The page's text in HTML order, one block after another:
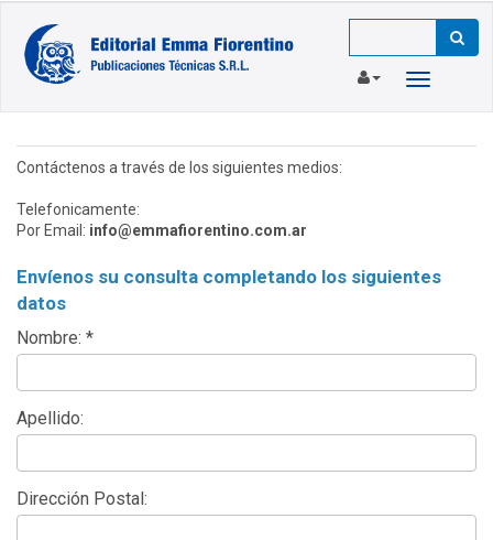
Toggle
Contáctenos a través de los siguientes medios:
Telefonicamente:
Por Email: info@emmafiorentino.com.ar
Envíenos su consulta completando los siguientes
datos
Nombre: *
Apellido:
Dirección Postal: